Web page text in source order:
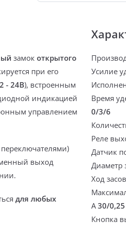
Усилие
Время
0/3/6
Реле
Датчик
Диаметр
Ход
А30/0,25
Кнопка
замок открытого
при его
- 24В), встроенным
индикацией
управлением
выход
для любых